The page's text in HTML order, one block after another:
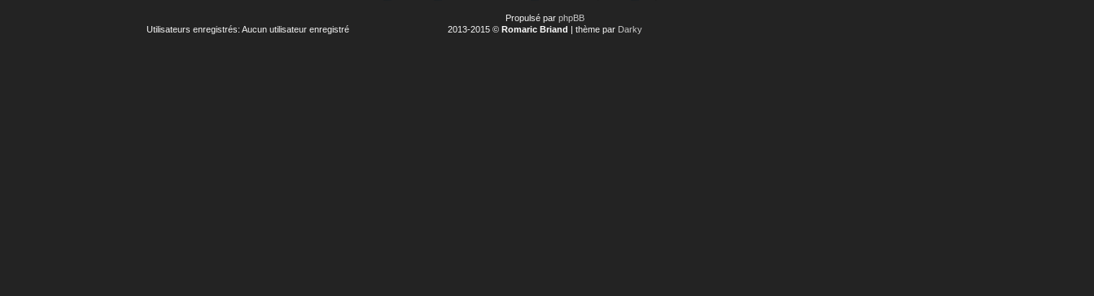
Utilisateurs enregistrés: Aucun utilisateur enregistré
Propulsé par phpBB
2013-2015 © Romaric Briand | thème par Darky